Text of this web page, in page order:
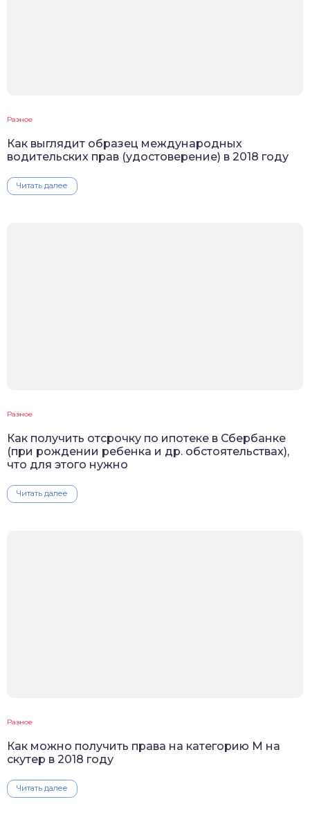
Разное
Как выглядит образец международных
водительских прав (удостоверение) в 2018 году
Читать далее
Разное
Как получить отсрочку по ипотеке в Сбербанке
(при рождении ребенка и др. обстоятельствах),
что для этого нужно
Читать далее
Разное
Как можно получить права на категорию М на
скутер в 2018 году
Читать далее